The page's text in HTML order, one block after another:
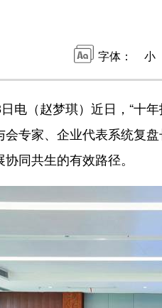
字体： 小
（赵梦琪）近日，“十
专家、企业代表系统复
同共生的有效路径。